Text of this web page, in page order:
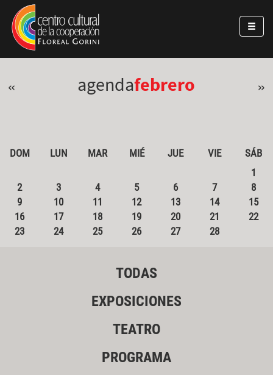
Pasar al contenido principal
Jump to main content
« agendafebrero »
DOM LUN MAR MIÉ JUE VIE
SÁB
1
2
3 4 5 6 7
8
9
10 11 12 13 14
15
16
17 18 19 20 21
22
23
24 25 26 27 28
TODAS
EXPOSICIONES
TEATRO
PROGRAMA